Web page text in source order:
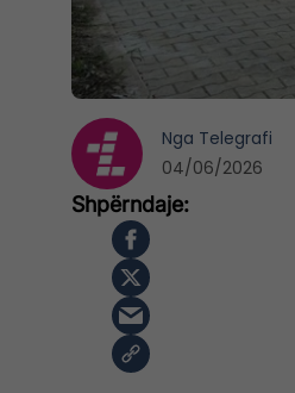
Nga Telegrafi
04/06/2026